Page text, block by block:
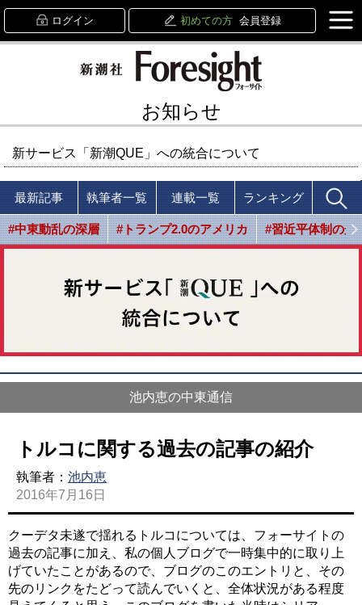
ログイン 初めての方 会員登録
お知らせ
新サービス「新潮QUE」への統合について
最新記事 執筆者一覧 連載一覧 ランキング
#中東動乱の深層 #トランプ2.0のアメリカ #習近平体制の光
池内恵の中東通信
トルコに関する過去の記事の紹介
執筆者： 池内恵
2016年7月16日
クーデタ未遂で揺れるトルコについては、フォーサイトの
過去の記事に加え、私の個人ブログで一時集中的に取り上
げていたことがあるので、ブログのこのエントリと、その
先のリンクをたどって読んでいくと、全体状況がある程度